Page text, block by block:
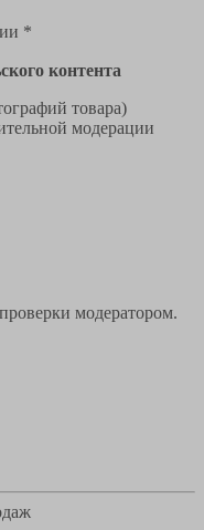
*
контента
товара)
модерации
модератором.